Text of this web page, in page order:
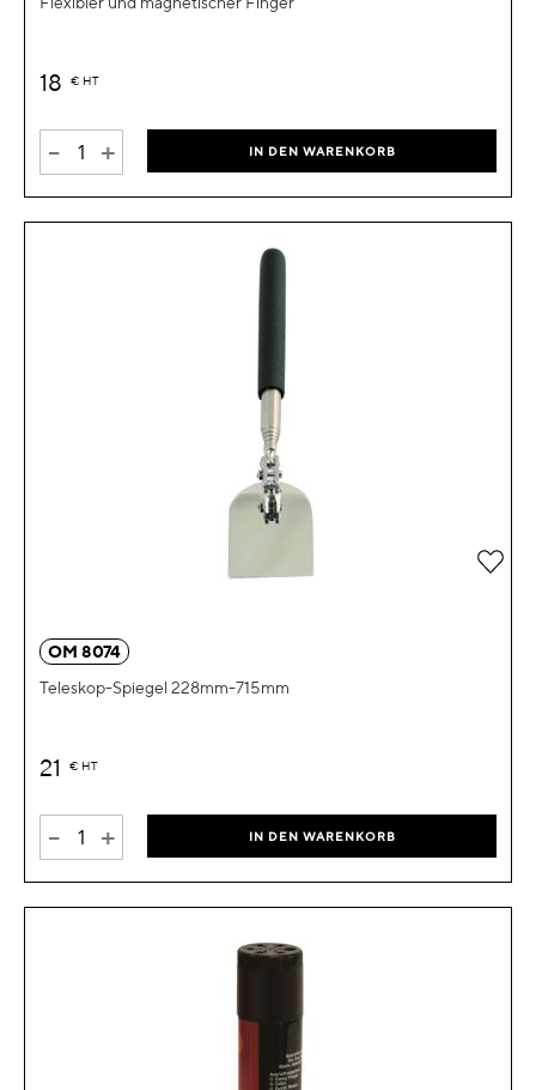
18 € HT
- + IN DEN WARENKORB
OM 8074
Teleskop-Spiegel 228mm-715mm
21 € HT
- + IN DEN WARENKORB
Zur